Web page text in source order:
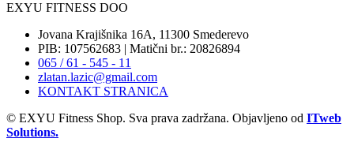
EXYU FITNESS DOO
Jovana Krajišnika 16A, 11300 Smederevo
PIB: 107562683 | Matični br.: 20826894
065 / 61 - 545 - 11
zlatan.lazic@gmail.com
KONTAKT STRANICA
© EXYU Fitness Shop. Sva prava zadržana. Objavljeno od ITweb
Solutions.